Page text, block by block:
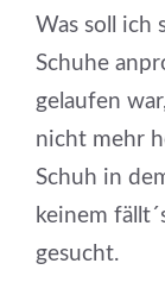
Was soll ich
Schuhe
gelaufen
nicht mehr
Schuh in
keinem
gesucht.